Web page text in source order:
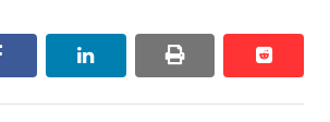
facebook linkedin print reddit
reddit